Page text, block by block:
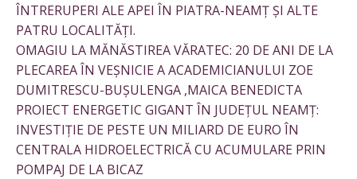
ÎNTRERUPERI ALE APEI ÎN PIATRA-NEAMȚ ȘI ALTE
PATRU LOCALITĂȚI.
OMAGIU LA MĂNĂSTIREA VĂRATEC: 20 DE ANI DE LA
PLECAREA ÎN VEȘNICIE A ACADEMICIANULUI ZOE
DUMITRESCU-BUȘULENGA ,MAICA BENEDICTA
PROIECT ENERGETIC GIGANT ÎN JUDEȚUL NEAMȚ:
INVESTIȚIE DE PESTE UN MILIARD DE EURO ÎN
CENTRALA HIDROELECTRICĂ CU ACUMULARE PRIN
POMPAJ DE LA BICAZ